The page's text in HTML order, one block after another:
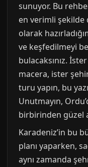
sunuyor. Bu
en verimli şekilde
olarak
ve keşfedilmeyi
bulacaksınız.
macera, ister
turu yapın, bu
Unutmayın,
birbirinden güzel
Karadeniz’in bu
planı yaparken,
aynı zamanda